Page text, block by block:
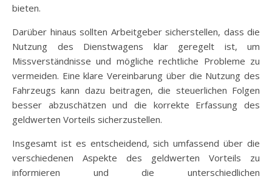
bieten.
Darüber hinaus sollten Arbeitgeber sicherstellen, dass die
Nutzung des Dienstwagens klar geregelt ist, um
Missverständnisse und mögliche rechtliche Probleme zu
vermeiden. Eine klare Vereinbarung über die Nutzung des
Fahrzeugs kann dazu beitragen, die steuerlichen Folgen
besser abzuschätzen und die korrekte Erfassung des
geldwerten Vorteils sicherzustellen.
Insgesamt ist es entscheidend, sich umfassend über die
verschiedenen Aspekte des geldwerten Vorteils zu
informieren und die unterschiedlichen